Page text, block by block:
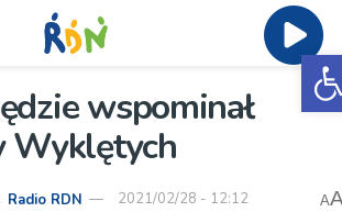
wspominał
Wyklętych
Radio RDN 2021/02/28 - 12:12 A